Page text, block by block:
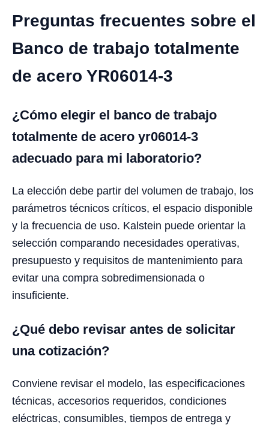
Preguntas frecuentes sobre el
Banco de trabajo totalmente
de acero YR06014-3
¿Cómo elegir el banco de trabajo
totalmente de acero yr06014-3
adecuado para mi laboratorio?
La elección debe partir del volumen de trabajo, los
parámetros técnicos críticos, el espacio disponible
y la frecuencia de uso. Kalstein puede orientar la
selección comparando necesidades operativas,
presupuesto y requisitos de mantenimiento para
evitar una compra sobredimensionada o
insuficiente.
¿Qué debo revisar antes de solicitar
una cotización?
Conviene revisar el modelo, las especificaciones
técnicas, accesorios requeridos, condiciones
eléctricas, consumibles, tiempos de entrega y